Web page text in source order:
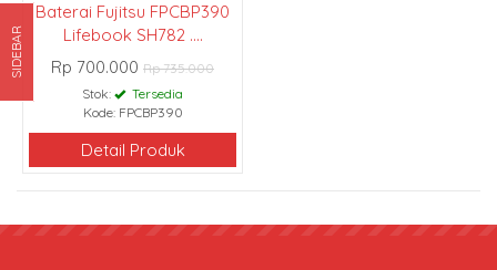
Baterai Fujitsu FPCBP390
Lifebook SH782 ....
Rp 700.000 Rp 735.000
Stok:
Tersedia
Kode: FPCBP390
Detail Produk
SIDEBAR